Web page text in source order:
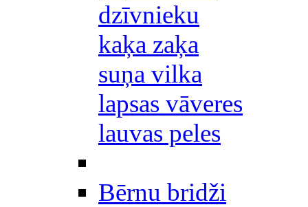
dzīvnieku
kaķa zaķa
suņa vilka
lapsas vāveres
lauvas peles
Bērnu bridži